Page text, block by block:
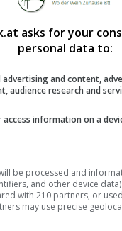
asks for your
personal data to:
advertising and content,
audience research and
information on a
be processed and
and other device
with 210 partners, or
may use precise